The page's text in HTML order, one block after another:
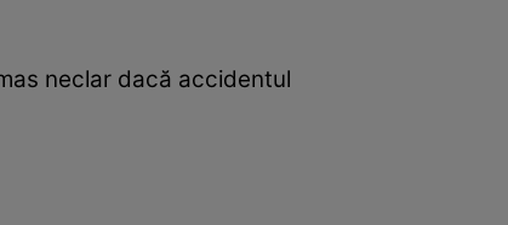
neclar dacă accidentul